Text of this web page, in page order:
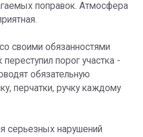
поправок. Атмосфера
своими обязанностями
порог участка -
обязательную
перчатки, ручку каждому
серьезных нарушений